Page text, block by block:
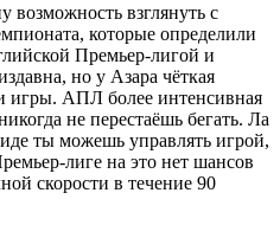
возможность взглянуть с
которые определили
Премьер-лигой и
но у Азара чёткая
игры. АПЛ более интенсивная
не перестаёшь бегать. Ла
ты можешь управлять игрой,
лиге на это нет шансов
скорости в течение 90